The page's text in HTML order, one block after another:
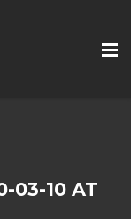
03-10 AT